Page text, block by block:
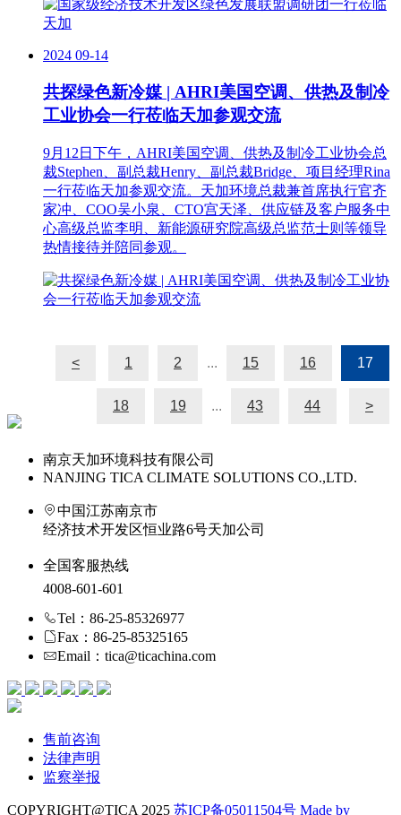
2024 09-14
共探绿色新冷媒 | AHRI美国空调、供热及制冷
工业协会一行莅临天加参观交流
9月12日下午，AHRI美国空调、供热及制冷工业协会总
裁Stephen、副总裁Henry、副总裁Bridge、项目经理Rina
一行莅临天加参观交流。天加环境总裁兼首席执行官齐
家冲、COO吴小泉、CTO宫天泽、供应链及客户服务中
心高级总监李明、新能源研究院高级总监范士则等领导
热情接待并陪同参观。
< 1 2 ... 15 16 17
18 19 ... 43 44 >
南京天加环境科技有限公司
NANJING TICA CLIMATE SOLUTIONS CO.,LTD.
中国江苏南京市
经济技术开发区恒业路6号天加公司
全国客服热线
4008-601-601
Tel：86-25-85326977
Fax：86-25-85325165
Email：tica@ticachina.com
售前咨询
法律声明
监察举报
COPYRIGHT@TICA 2025 苏ICP备05011504号 Made by